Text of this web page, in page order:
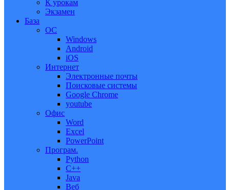
К урокам
Экзамен
База
ОС
Windows
Android
iOS
Интернет
Электронные почты
Поисковые системы
Google Chrome
youtube
Офис
Word
Excel
PowerPoint
Програм.
Python
C++
Java
Веб